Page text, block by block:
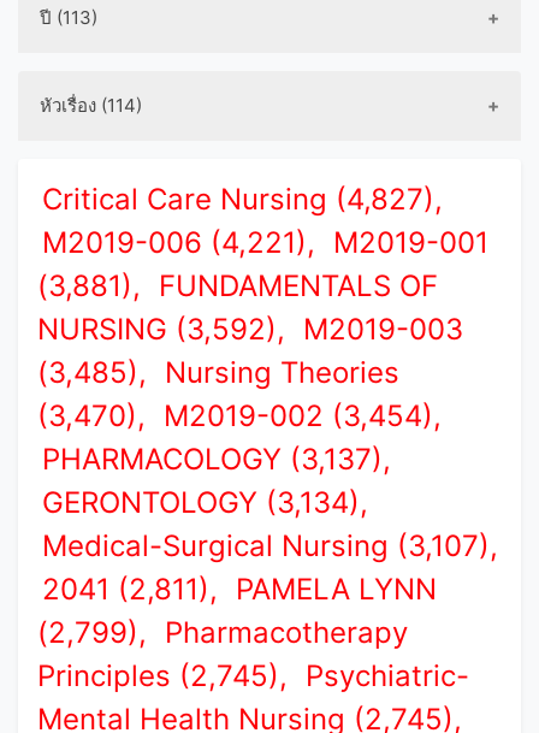
ปี (113)
หัวเรื่อง (114)
Critical Care Nursing (4,827),
M2019-006 (4,221),
M2019-001
(3,881),
FUNDAMENTALS OF
NURSING (3,592),
M2019-003
(3,485),
Nursing Theories
(3,470),
M2019-002 (3,454),
PHARMACOLOGY (3,137),
GERONTOLOGY (3,134),
Medical-Surgical Nursing (3,107),
2041 (2,811),
PAMELA LYNN
(2,799),
Pharmacotherapy
Principles (2,745),
Psychiatric-
Mental Health Nursing (2,745),